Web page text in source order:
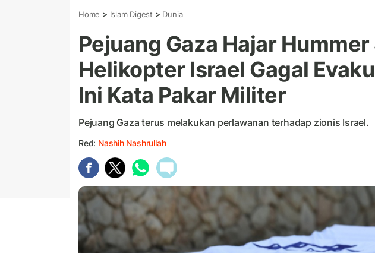
Home > Islam Digest > Dunia
Pejuang Gaza Hajar
Helikopter Israel Gagal
Ini Kata Pakar Militer
Pejuang Gaza terus melakukan perlawanan terhadap zionis Israel.
Red: Nashih Nashrullah